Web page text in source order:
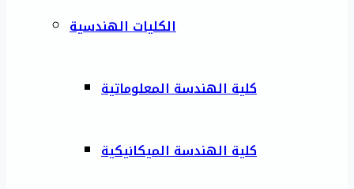
الكليات الهندسية
كلية الهندسة المعلوماتية
كلية الهندسة الميكانيكية